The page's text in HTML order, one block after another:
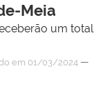
Meia
um total
em 01/03/2024 —